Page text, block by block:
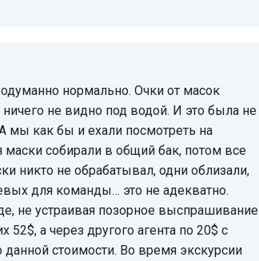
ничего не видно под водой. И это была не
мы как бы и ехали посмотреть на
собирали в общий бак, потом все
никто не обрабатывал, одни облизали,
для команды… это не адекватно.
не устраивая позорное выспрашивание
52$, а через другого агента по 20$ с
стоимости. Во время экскурсии